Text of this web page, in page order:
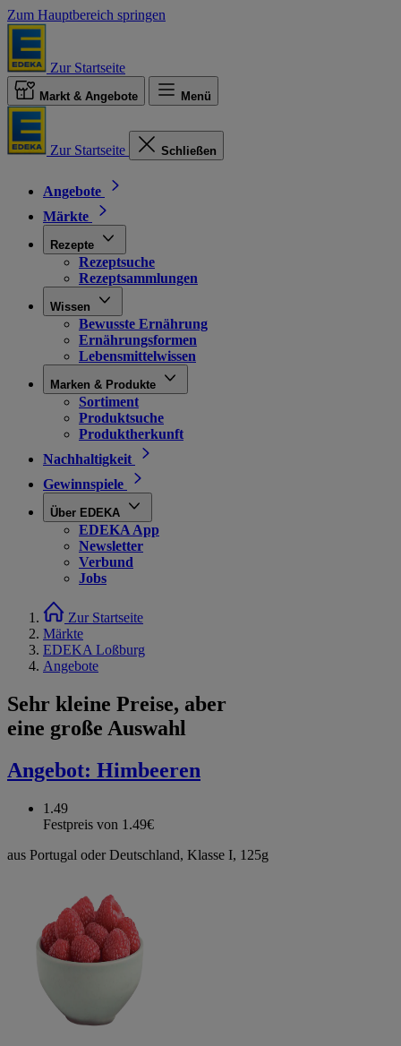
Zum Hauptbereich springen
Zur Startseite
Markt & Angebote Menü
Zur Startseite Schließen
Angebote
Märkte
Rezepte
Rezeptsuche
Rezeptsammlungen
Wissen
Bewusste Ernährung
Ernährungsformen
Lebensmittelwissen
Marken & Produkte
Sortiment
Produktsuche
Produktherkunft
Nachhaltigkeit
Gewinnspiele
Über EDEKA
EDEKA App
Newsletter
Verbund
Jobs
Zur Startseite
Märkte
EDEKA Loßburg
Angebote
Sehr kleine Preise, aber
eine große Auswahl
Angebot: Himbeeren
1.49
Festpreis von 1.49€
aus Portugal oder Deutschland, Klasse I, 125g